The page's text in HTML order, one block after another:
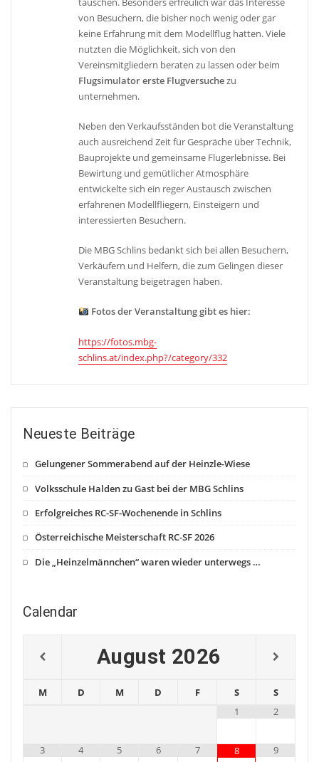
von Besuchern, die bisher noch wenig oder gar
keine Erfahrung mit dem Modellflug hatten. Viele
nutzten die Möglichkeit, sich von den
Vereinsmitgliedern beraten zu lassen oder beim
Flugsimulator erste Flugversuchezu
unternehmen.
Neben den Verkaufsständen bot die Veranstaltung
auch ausreichend Zeit für Gespräche über Technik,
Bauprojekte und gemeinsame Flugerlebnisse. Bei
Bewirtung und gemütlicher Atmosphäre
entwickelte sich ein reger Austausch zwischen
erfahrenen Modellfliegern, Einsteigern und
interessierten Besuchern.
Die MBG Schlins bedankt sich bei allen Besuchern,
Verkäufern und Helfern, die zum Gelingen dieser
Veranstaltung beigetragen haben.
Fotos der Veranstaltung gibt es hier:
https://fotos.mbg-
schlins.at/index.php?/category/332
Neueste Beiträge
Gelungener Sommerabend auf der Heinzle-Wiese
Volksschule Halden zu Gast bei der MBG Schlins
Erfolgreiches RC-SF-Wochenende in Schlins
Österreichische Meisterschaft RC-SF 2026
Die „Heinzelmännchen“ waren wieder unterwegs …
Calendar
August 2026
M D M D F S
S
1
2
3 4 5 6 7 8 9